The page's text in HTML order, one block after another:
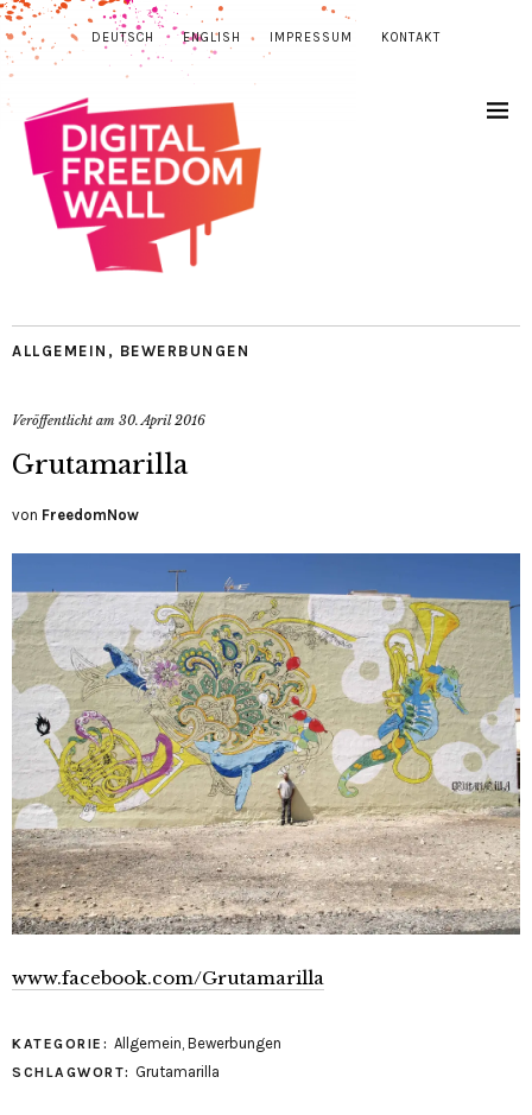
DEUTSCH ENGLISH IMPRESSUM KONTAKT
ALLGEMEIN , BEWERBUNGEN
Veröffentlicht am 30. April 2016
Grutamarilla
von FreedomNow
www.facebook.com/Grutamarilla
KATEGORIE: Allgemein Bewerbungen
SCHLAGWORT: Grutamarilla